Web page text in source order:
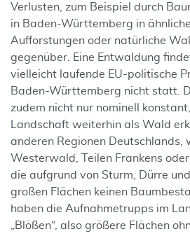
Verlusten, zum Beispiel durch
in Baden-Württemberg in
Aufforstungen oder natürliche
gegenüber. Eine Entwaldung
vielleicht laufende EU-politische
Baden-Württemberg nicht statt.
zudem nicht nur nominell
Landschaft weiterhin als Wald
anderen Regionen Deutschlands,
Westerwald, Teilen Frankens
die aufgrund von Sturm, Dürre
großen Flächen keinen
haben die Aufnahmetrupps im
„Blößen“, also größere Flächen